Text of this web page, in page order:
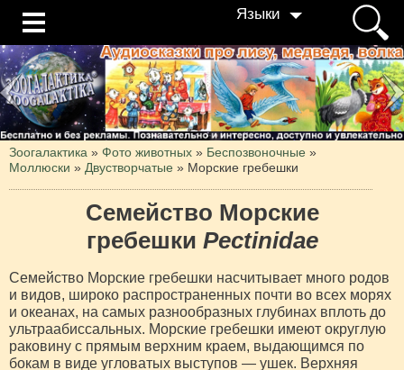
Языки
Зоогалактика » Фото животных » Беспозвоночные »
Моллюски » Двустворчатые » Морские гребешки
Семейство Морские
гребешки Pectinidae
Семейство Морские гребешки насчитывает много родов
и видов, широко распространенных почти во всех морях
и океанах, на самых разнообразных глубинах вплоть до
ультраабиссальных. Морские гребешки имеют округлую
раковину с прямым верхним краем, выдающимся по
бокам в виде угловатых выступов — ушек. Верхняя